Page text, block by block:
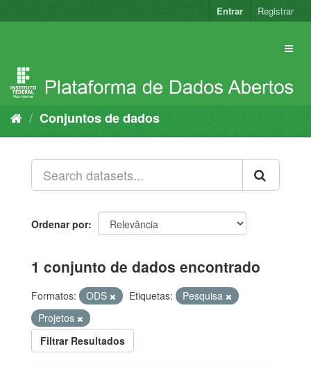
para
Entrar Registrar
Conjuntos de dados
Ordenar por
1 conjunto de dados encontrado
Formatos: ODS Etiquetas:
Pesquisa
Projetos
Filtrar Resultados